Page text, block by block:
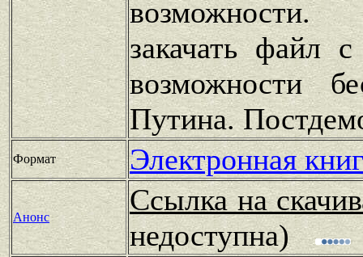
закачать файл
возможности
Путина.
Формат Электронная
Анонс
Ссылка на
недоступна)